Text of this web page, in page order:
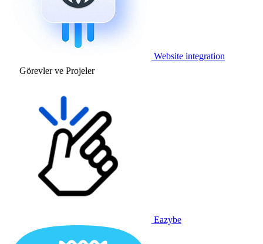
Website integration
Görevler ve Projeler
Eazybe